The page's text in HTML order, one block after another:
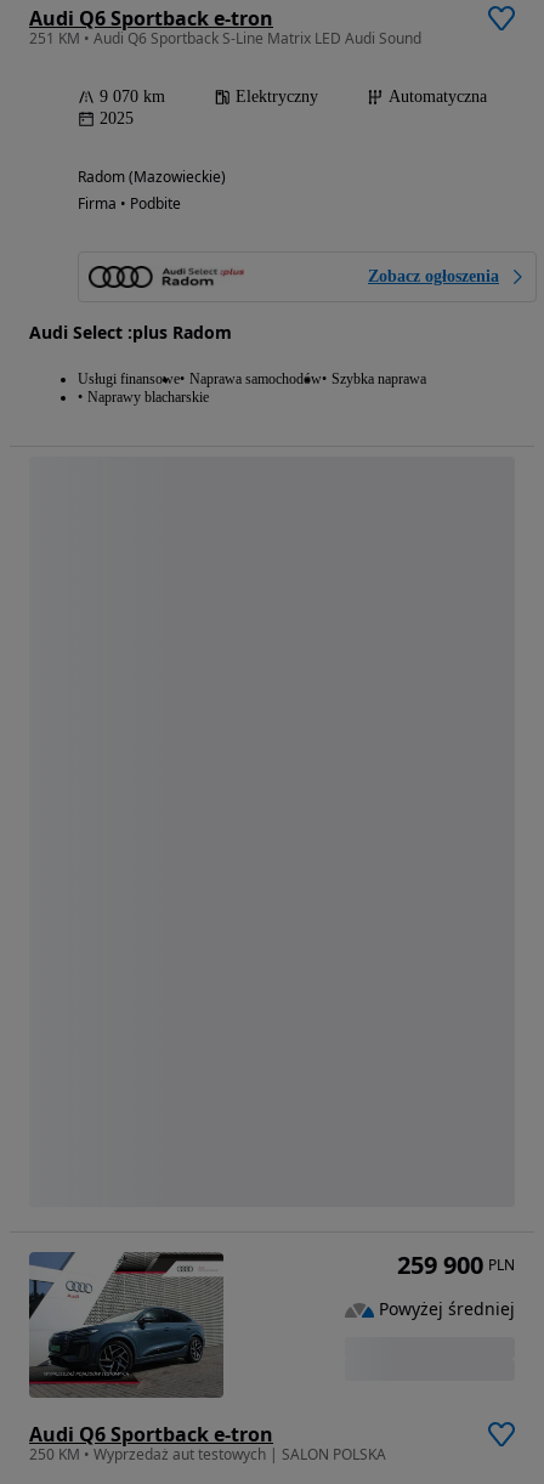
Audi Q6 Sportback e-tron
251 KM • Audi Q6 Sportback S-Line Matrix LED Audi Sound
9 070 km Elektryczny
Automatyczna
2025
Radom (Mazowieckie)
Firma • Podbite
Zobacz ogłoszenia
Audi Select :plus Radom
Usługi finansowe Naprawa samochodów Szybka naprawa
Naprawy blacharskie
Audi Q6 Sportback e-tron
250 KM • Wyprzedaż aut testowych | SALON POLSKA
259 900 PLN
Powyżej średniej